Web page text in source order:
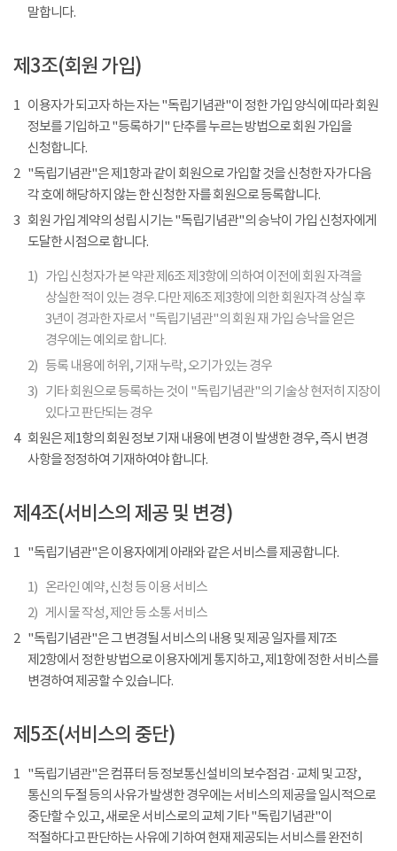
말합니다.
제3조(회원 가입)
1 이용자가 되고자 하는 자는 "독립기념관"이 정한 가입 양식에 따라 회원
정보를 기입하고 "등록하기" 단추를 누르는 방법으로 회원 가입을
신청합니다.
2 "독립기념관"은 제1항과 같이 회원으로 가입할 것을 신청한 자가 다음
각 호에 해당하지 않는 한 신청한 자를 회원으로 등록합니다.
3 회원 가입 계약의 성립 시기는 "독립기념관"의 승낙이 가입 신청자에게
도달한 시점으로 합니다.
1) 가입 신청자가 본 약관 제6조 제3항에 의하여 이전에 회원 자격을
상실한 적이 있는 경우. 다만 제6조 제3항에 의한 회원자격 상실 후
3년이 경과한 자로서 "독립기념관"의 회원 재 가입 승낙을 얻은
경우에는 예외로 합니다.
2) 등록 내용에 허위, 기재 누락, 오기가 있는 경우
3) 기타 회원으로 등록하는 것이 "독립기념관"의 기술상 현저히 지장이
있다고 판단되는 경우
4
회원은 제1항의 회원 정보 기재 내용에 변경 이 발생한 경우, 즉시 변경
사항을 정정하여 기재하여야 합니다.
제4조(서비스의 제공 및 변경)
1 "독립기념관"은 이용자에게 아래와 같은 서비스를 제공합니다.
1) 온라인 예약, 신청 등 이용 서비스
2) 게시물 작성, 제안 등 소통 서비스
2 "독립기념관"은 그 변경될 서비스의 내용 및 제공 일자를 제7조
제2항에서 정한 방법으로 이용자에게 통지하고, 제1항에 정한 서비스를
변경하여 제공할 수 있습니다.
제5조(서비스의 중단)
1 "독립기념관"은 컴퓨터 등 정보통신설비의 보수점검 · 교체 및 고장,
통신의 두절 등의 사유가 발생한 경우에는 서비스의 제공을 일시적으로
중단할 수 있고, 새로운 서비스로의 교체 기타 "독립기념관"이
적절하다고 판단하는 사유에 기하여 현재 제공되는 서비스를 완전히